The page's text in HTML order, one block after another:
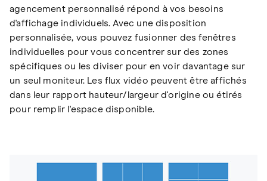
agencement personnalisé répond à vos besoins
d'affichage individuels. Avec une disposition
personnalisée, vous pouvez fusionner des fenêtres
individuelles pour vous concentrer sur des zones
spécifiques ou les diviser pour en voir davantage sur
un seul moniteur. Les flux vidéo peuvent être affichés
dans leur rapport hauteur/largeur d'origine ou étirés
pour remplir l'espace disponible.